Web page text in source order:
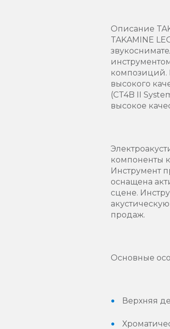
Описание
TAKAMINE
композиций.
высокого
(CT4B II
высокое
компоненты
Инструмент
оснащена
сцене.
продаж.
Основные
Верхняя